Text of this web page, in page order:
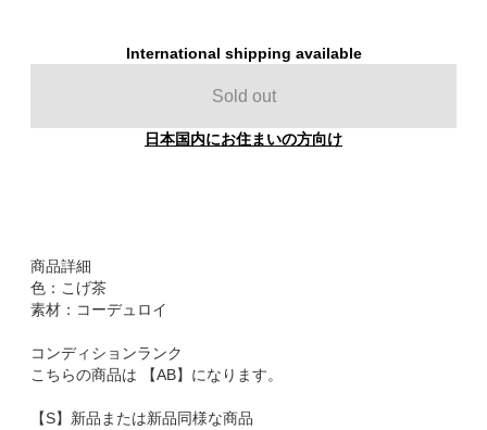
International shipping available
Sold out
日本国内にお住まいの方向け
商品詳細
色：こげ茶
素材：コーデュロイ
コンディションランク
こちらの商品は 【AB】になります。
【S】新品または新品同様な商品